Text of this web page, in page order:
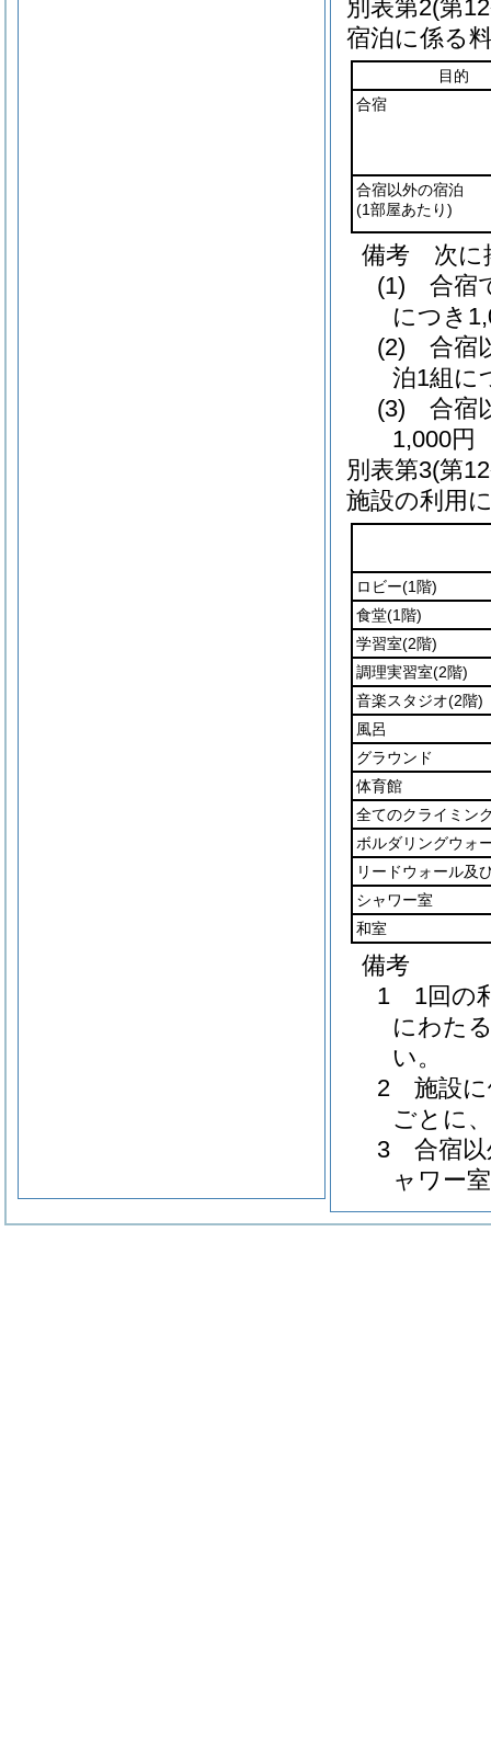
別表第2(第
宿泊に係る
目的
合宿
合宿以外の宿泊
(1部屋あたり)
備考 次に
(1) 合宿
につき
(2) 合宿
泊1組に
(3) 合宿
1,000円
別表第3(第
施設の利用
ロビー(1階)
食堂(1階)
学習室(2階)
調理実習室(2階)
音楽スタジオ(2階)
風呂
グラウンド
体育館
全てのクライミン
ボルダリングウォ
リードウォール及
シャワー室
和室
備考
1 1回の
にわた
い。
2 施設に
ごとに
3 合宿以
ャワー